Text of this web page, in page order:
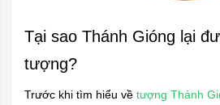
Tại sao Thánh Gióng lại
tượng?
Trước khi tìm hiểu về tượng Thánh